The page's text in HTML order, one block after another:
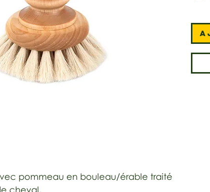
pommeau en bouleau/érable traité
cheval.